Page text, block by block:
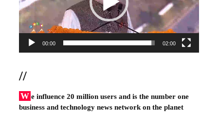
00:00 02:00
//
W e influence 20 million users and is the number one
business and technology news network on the planet